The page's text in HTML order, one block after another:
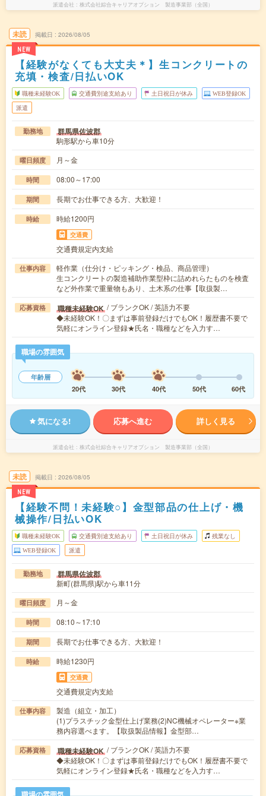
派遣会社 株式会社綜合キャリアオプション 製造事業部（全国）
未読
NEW
掲載日 2026/08/05
【経験がなくても大丈夫＊】生コンクリートの
充填・検査/日払いOK
職種未経験OK 交通費別途支給あり 土日祝日が休み WEB登録OK
派遣
勤務地 群馬県佐波郡
駒形駅から車10分
曜日頻度 月～金
時間 08:00～17:00
期間 長期でお仕事できる方、大歓迎！
時給 時給1200円
交通費
交通費規定内支給
仕事内容
軽作業（仕分け・ピッキング・検品、商品管理）
生コンクリートの製造補助作業型枠に詰めれらたものを検査
など外作業で重量物もあり、土木系の仕事【取扱製…
応募資格 職種未経験OK / ブランクOK / 英語力不要
◆未経験OK！〇まずは事前登録だけでもOK！履歴書不要で
気軽にオンライン登録★氏名・職種などを入力す…
職場の雰囲気
年齢層
20代
30代 40代 50代 60代
気になる! 応募へ進む 詳しく見る
派遣会社 株式会社綜合キャリアオプション 製造事業部（全国）
未読
NEW
掲載日 2026/08/05
【経験不問！未経験○】金型部品の仕上げ・機
械操作/日払いOK
職種未経験OK 交通費別途支給あり 土日祝日が休み 残業なし
WEB登録OK 派遣
勤務地 群馬県佐波郡
新町(群馬県)駅から車11分
曜日頻度 月～金
時間 08:10～17:10
期間 長期でお仕事できる方、大歓迎！
時給 時給1230円
交通費
交通費規定内支給
仕事内容
製造（組立・加工）
(1)プラスチック金型仕上げ業務(2)NC機械オペレーター※業
務内容選べます。【取扱製品情報】金型部…
応募資格 職種未経験OK / ブランクOK / 英語力不要
◆未経験OK！〇まずは事前登録だけでもOK！履歴書不要で
気軽にオンライン登録★氏名・職種などを入力す…